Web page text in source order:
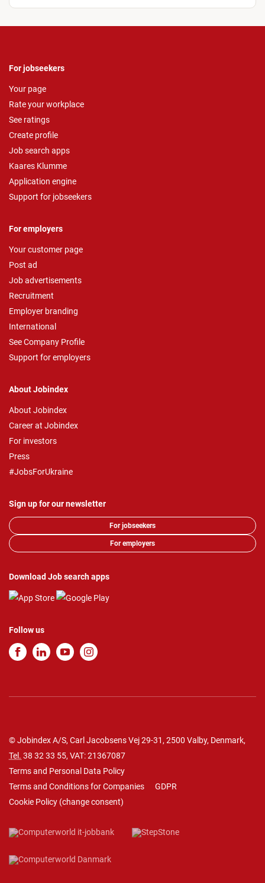
For jobseekers
Your page
Rate your workplace
See ratings
Create profile
Job search apps
Kaares Klumme
Application engine
Support for jobseekers
For employers
Your customer page
Post ad
Job advertisements
Recruitment
Employer branding
International
See Company Profile
Support for employers
About Jobindex
About Jobindex
Career at Jobindex
For investors
Press
#JobsForUkraine
Sign up for our newsletter
For jobseekers
For employers
Download Job search apps
Follow us
© Jobindex A/S, Carl Jacobsens Vej 29-31, 2500 Valby, Denmark,
Tel. 38 32 33 55, VAT: 21367087
Terms and Personal Data Policy
Terms and Conditions for Companies
GDPR
Cookie Policy (change consent)